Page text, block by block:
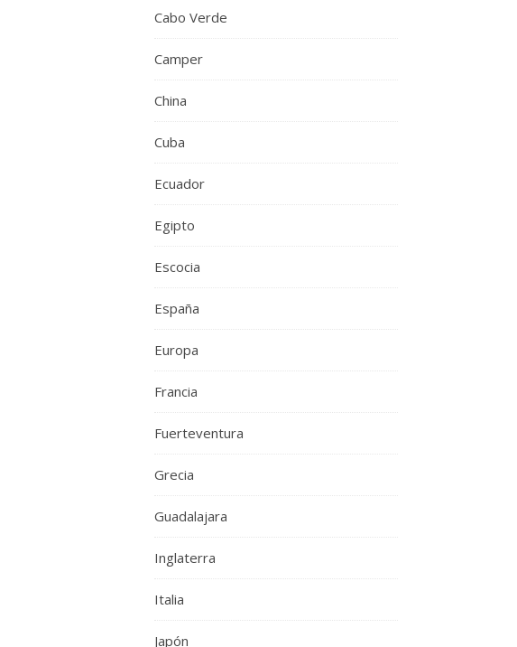
Cabo Verde
Camper
China
Cuba
Ecuador
Egipto
Escocia
España
Europa
Francia
Fuerteventura
Grecia
Guadalajara
Inglaterra
Italia
Japón